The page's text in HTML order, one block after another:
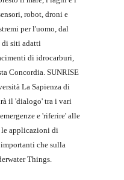
robot, droni e
per l'uomo, dal
di siti adatti
di idrocarburi,
Concordia. SUNRISE
La Sapienza di
il 'dialogo' tra i vari
e 'riferire' alle
le applicazioni di
che sulla
Things.